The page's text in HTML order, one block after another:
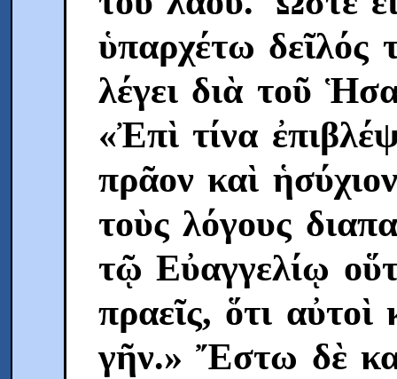
ὑπαρχέτω δεῖλός
λέγει διὰ τοῦ
«Ἐπὶ τίνα
πρᾶον καὶ
τοὺς λόγους
τῷ Eὐαγγελίῳ
πραεῖς, ὅτι
γῆν.» Ἔστω δὲ